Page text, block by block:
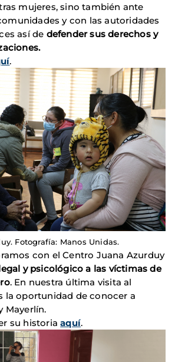
mujeres, sino también ante
y con las autoridades
así de defender sus derechos y
.
Fotografía: Manos Unidas.
con el Centro Juana Azurduy
y psicológico a las víctimas de
. En nuestra última visita al
la oportunidad de conocer a
Mayerlín.
su historiaaquí.